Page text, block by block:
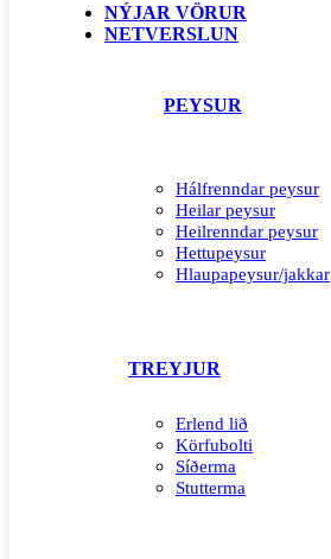
NÝJAR VÖRUR
NETVERSLUN
PEYSUR
Hálfrenndar peysur
Heilar peysur
Heilrenndar peysur
Hettupeysur
Hlaupapeysur/jakkar
TREYJUR
Erlend lið
Körfubolti
Síðerma
Stutterma